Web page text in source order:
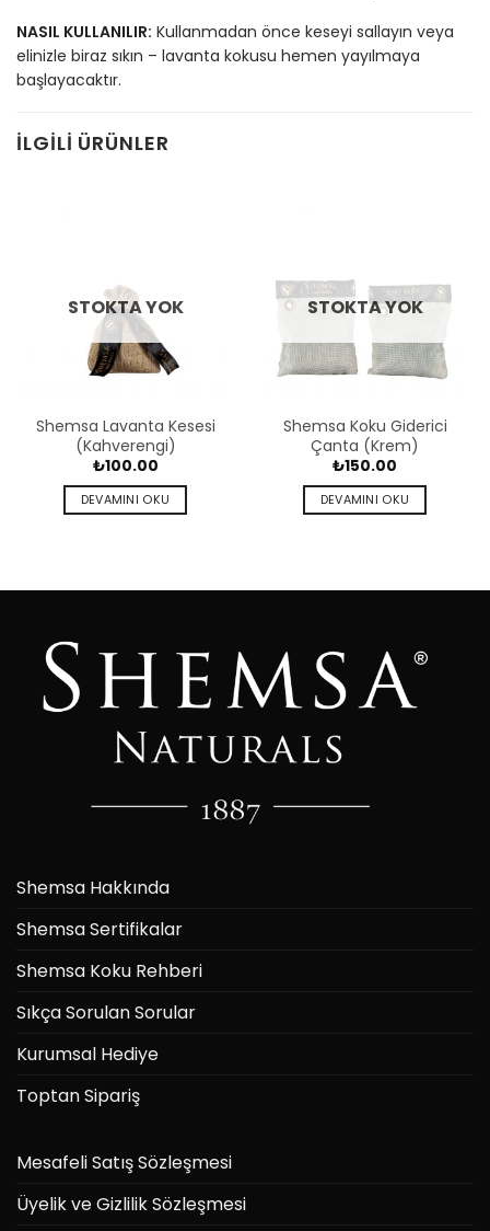
NASIL KULLANILIR: Kullanmadan önce keseyi sallayın veya
elinizle biraz sıkın – lavanta kokusu hemen yayılmaya
başlayacaktır.
İLGILI ÜRÜNLER
STOKTA YOK
Shemsa Lavanta Kesesi
(Kahverengi)
₺100.00
DEVAMINI OKU
STOKTA YOK
Shemsa Koku Giderici
Çanta (Krem)
₺150.00
DEVAMINI OKU
Shemsa Hakkında
Shemsa Sertifikalar
Shemsa Koku Rehberi
Sıkça Sorulan Sorular
Kurumsal Hediye
Toptan Sipariş
Mesafeli Satış Sözleşmesi
Üyelik ve Gizlilik Sözleşmesi